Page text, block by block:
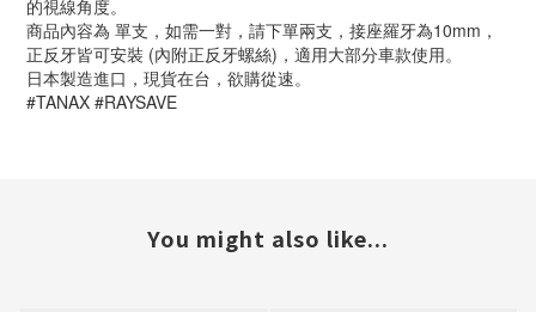
的視線角度。
商品內容為 單支，如需一對，請下單兩支，接座羅牙為10mm，
正反牙皆可安裝 (內附正反牙螺絲)，適用大部分車款使用。
日本製造進口，現貨在台，欲購從速。
#TANAX #RAYSAVE
You might also like...